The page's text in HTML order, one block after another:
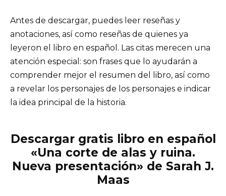
Antes de descargar, puedes leer reseñas y
anotaciones, así como reseñas de quienes ya
leyeron el libro en español. Las citas merecen una
atención especial: son frases que lo ayudarán a
comprender mejor el resumen del libro, así como
a revelar los personajes de los personajes e indicar
la idea principal de la historia.
Descargar gratis libro en español
«Una corte de alas y ruina.
Nueva presentación» de Sarah J.
Maas